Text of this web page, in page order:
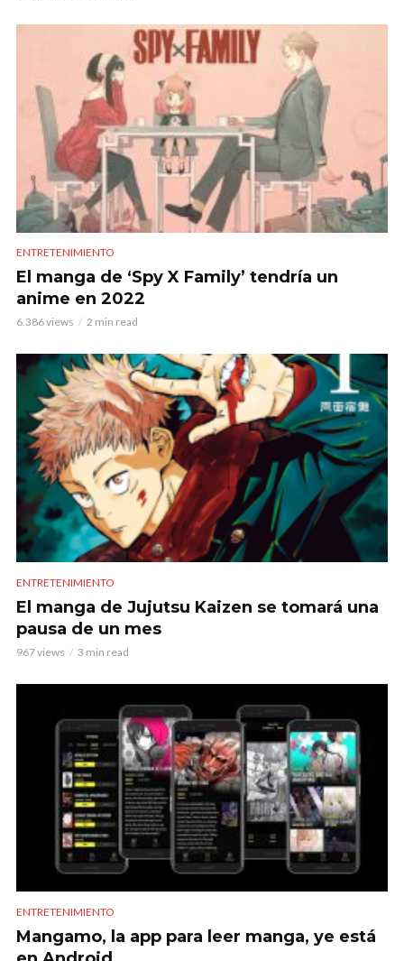
ENTRETENIMIENTO
El manga de ‘Spy X Family’ tendría un
anime en 2022
6.386 views 2 min read
ENTRETENIMIENTO
El manga de Jujutsu Kaizen se tomará una
pausa de un mes
967 views 3 min read
ENTRETENIMIENTO
Mangamo, la app para leer manga, ye está